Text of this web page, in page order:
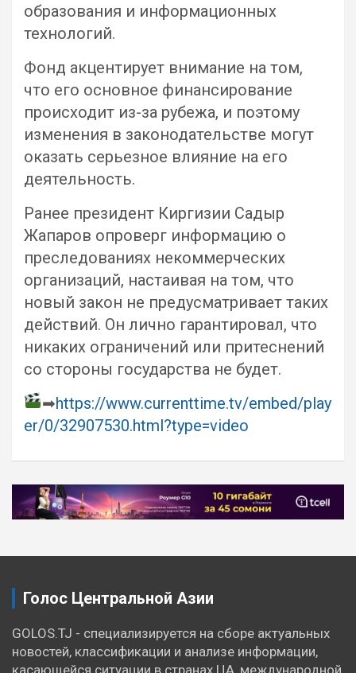
образования и информационных
технологий.
Фонд акцентирует внимание на том,
что его основное финансирование
происходит из-за рубежа, и поэтому
изменения в законодательстве могут
оказать серьезное влияние на его
деятельность.
Ранее президент Киргизии Садыр
Жапаров опроверг информацию о
преследованиях некоммерческих
организаций, настаивая на том, что
новый закон не предусматривает таких
действий. Он лично гарантировал, что
никаких ограничений или притеснений
со стороны государства не будет.
➡https://www.currenttime.tv/embed/play
er/0/32907530.html?type=video
Навигация
по
Голос Центральной Азии
GOLOS.TJ - специализируется на сборе актуальных
новостей, классификации и анализе информации,
касающейся ситуации в странах ЦА, международной